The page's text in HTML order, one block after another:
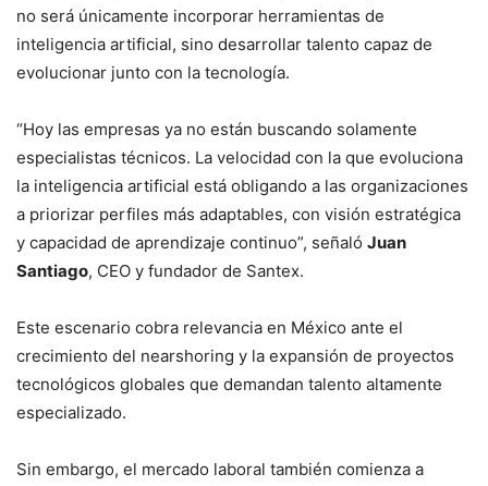
no será únicamente incorporar herramientas de
inteligencia artificial, sino desarrollar talento capaz de
evolucionar junto con la tecnología.
“Hoy las empresas ya no están buscando solamente
especialistas técnicos. La velocidad con la que evoluciona
la inteligencia artificial está obligando a las organizaciones
a priorizar perfiles más adaptables, con visión estratégica
y capacidad de aprendizaje continuo”, señaló Juan
Santiago, CEO y fundador de Santex.
Este escenario cobra relevancia en México ante el
crecimiento del nearshoring y la expansión de proyectos
tecnológicos globales que demandan talento altamente
especializado.
Sin embargo, el mercado laboral también comienza a